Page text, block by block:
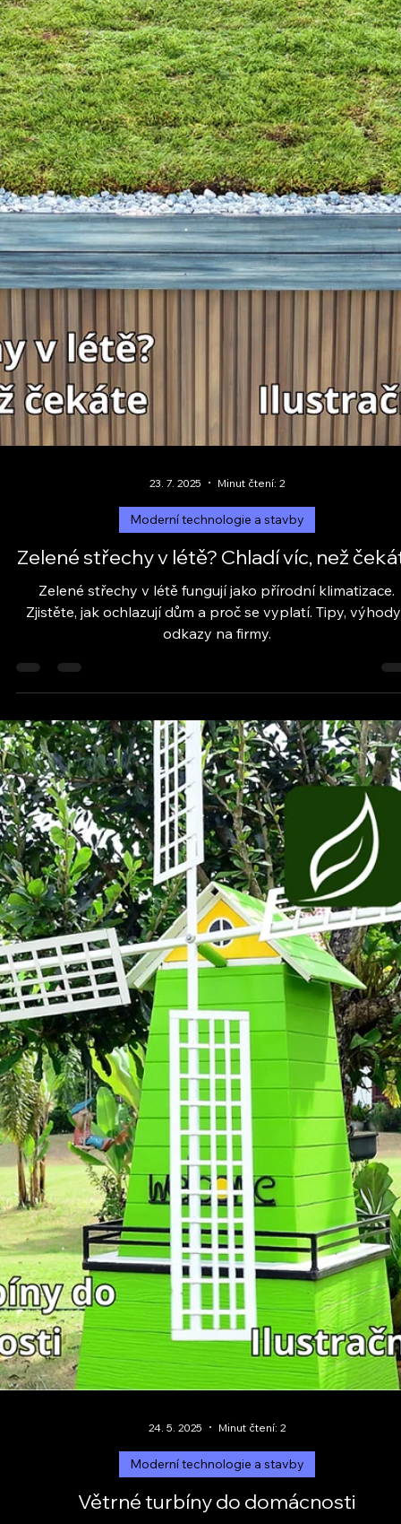
15. 12. 2025 Minut čtení: 3
Moderní technologie a stavby
Rekonstrukce bytů očima firem z terénu
Rekonstrukce bytů očima firem z praxe. Bytová jádra,
elektroinstalace, topení i vodoinstalace bez
Zkušenosti ze schůzek.
23. 7. 2025 Minut čtení: 2
Moderní technologie a stavby
Zelené střechy v létě? Chladí víc, než
Zelené střechy v létě fungují jako přírodní klimatizace.
Zjistěte, jak ochlazují dům a proč se vyplatí. Tipy,
odkazy na firmy.